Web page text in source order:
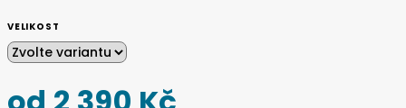
VELIKOST